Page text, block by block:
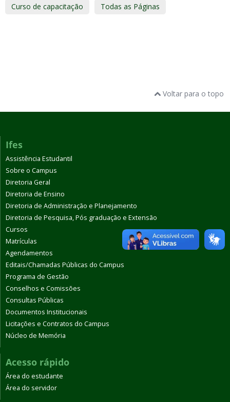
Curso de capacitação Todas as Páginas
Voltar para o topo
Ifes
Assistência Estudantil
Sobre o Campus
Diretoria Geral
Diretoria de Ensino
Diretoria de Administração e Planejamento
Diretoria de Pesquisa, Pós graduação e Extensão
Cursos
Matrículas
Agendamentos
Editais/Chamadas Públicas do Campus
Programa de Gestão
Conselhos e Comissões
Consultas Públicas
Documentos Institucionais
Licitações e Contratos do Campus
Núcleo de Memória
Acesso rápido
Área do estudante
Área do servidor